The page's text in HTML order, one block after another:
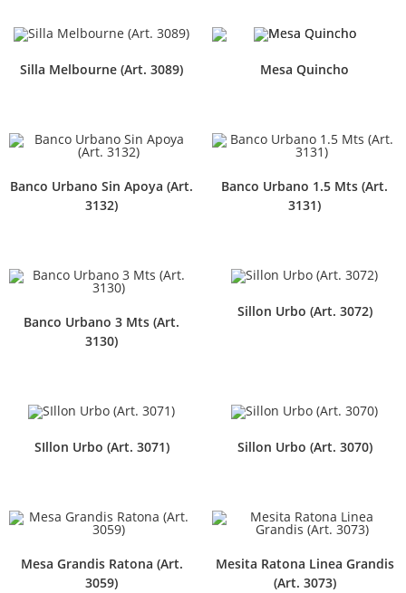
Silla Melbourne (Art. 3089) Mesa Quincho
Banco Urbano Sin Apoya (Art.
3132)
Banco Urbano 1.5 Mts (Art.
3131)
Banco Urbano 3 Mts (Art.
3130)
Sillon Urbo (Art. 3072)
SIllon Urbo (Art. 3071) Sillon Urbo (Art. 3070)
Mesa Grandis Ratona (Art.
3059)
Mesita Ratona Linea Grandis
(Art. 3073)